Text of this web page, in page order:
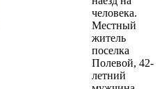
человека.
Местный
житель
поселка
Полевой, 42-
летний